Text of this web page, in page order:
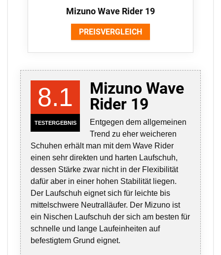
Mizuno Wave Rider 19
PREISVERGLEICH
8.1
TESTERGEBNIS
Mizuno Wave
Rider 19
Entgegen dem allgemeinen
Trend zu eher weicheren
Schuhen erhält man mit dem Wave Rider
einen sehr direkten und harten Laufschuh,
dessen Stärke zwar nicht in der Flexibilität
dafür aber in einer hohen Stabilität liegen.
Der Laufschuh eignet sich für leichte bis
mittelschwere Neutralläufer. Der Mizuno ist
ein Nischen Laufschuh der sich am besten für
schnelle und lange Laufeinheiten auf
befestigtem Grund eignet.